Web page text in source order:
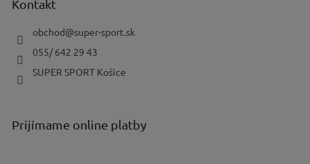
Kontakt
obchod@super-sport.sk
055/ 642 29 43
SUPER SPORT Košice
Prijímame online platby